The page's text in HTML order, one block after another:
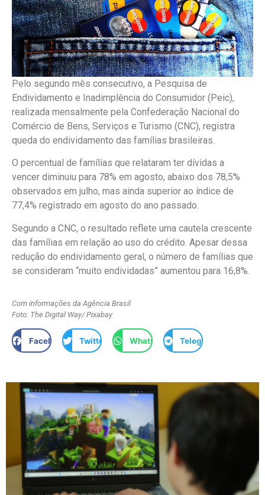
Pelo segundo mês consecutivo, a Pesquisa de
Endividamento e Inadimplência do Consumidor (Peic),
realizada mensalmente pela Confederação Nacional do
Comércio de Bens, Serviços e Turismo (CNC), registra
queda do endividamento das famílias brasileiras.
O percentual de famílias que relataram ter dívidas a
vencer diminuiu para 78% em agosto, abaixo dos 78,5%
observados em julho, mas ainda superior ao índice de
77,4% registrado em agosto do ano passado.
Segundo a CNC, o resultado reflete uma cautela crescente
das famílias em relação ao uso do crédito. Apesar dessa
redução do endividamento geral, o número de famílias que
se consideram “muito endividadas” aumentou para 16,8%.
Com informações da Agência Brasil
Foto: The Digital Way/ Pixabay
Facebook Twitter WhatsApp Telegram